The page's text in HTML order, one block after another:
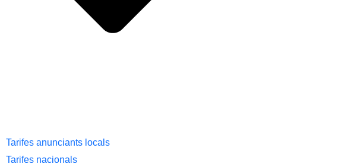
Tarifes anunciants locals
Tarifes nacionals